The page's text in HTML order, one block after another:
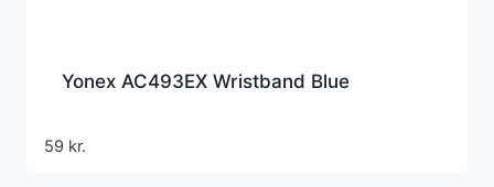
Yonex AC493EX Wristband Blue
59 kr.